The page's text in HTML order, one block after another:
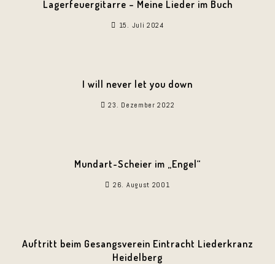
Lagerfeuergitarre – Meine Lieder im Buch
15. Juli 2024
I will never let you down
23. Dezember 2022
Mundart-Scheier im „Engel“
26. August 2001
Auftritt beim Gesangsverein Eintracht Liederkranz
Heidelberg